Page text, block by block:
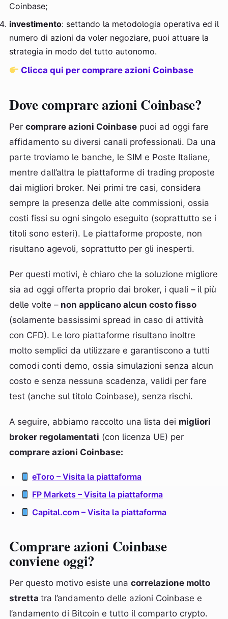
Coinbase;
investimento: settando la metodologia operativa ed il
numero di azioni da voler negoziare, puoi attuare la
strategia in modo del tutto autonomo.
Clicca qui per comprare azioni Coinbase
Dove comprare azioni Coinbase?
Per comprare azioni Coinbase puoi ad oggi fare
affidamento su diversi canali professionali. Da una
parte troviamo le banche, le SIM e Poste Italiane,
mentre dall’altra le piattaforme di trading proposte
dai migliori broker. Nei primi tre casi, considera
sempre la presenza delle alte commissioni, ossia
costi fissi su ogni singolo eseguito (soprattutto se i
titoli sono esteri). Le piattaforme proposte, non
risultano agevoli, soprattutto per gli inesperti.
Per questi motivi, è chiaro che la soluzione migliore
sia ad oggi offerta proprio dai broker, i quali – il più
delle volte – non applicano alcun costo fisso
(solamente bassissimi spread in caso di attività
con CFD). Le loro piattaforme risultano inoltre
molto semplici da utilizzare e garantiscono a tutti
comodi conti demo, ossia simulazioni senza alcun
costo e senza nessuna scadenza, validi per fare
test (anche sul titolo Coinbase), senza rischi.
A seguire, abbiamo raccolto una lista dei migliori
broker regolamentati (con licenza UE) per
comprare azioni Coinbase:
eToro – Visita la piattaforma
FP Markets – Visita la piattaforma
Capital.com – Visita la piattaforma
Comprare azioni Coinbase
conviene oggi?
Per questo motivo esiste una correlazione molto
stretta tra l’andamento delle azioni Coinbase e
l’andamento di Bitcoin e tutto il comparto crypto.